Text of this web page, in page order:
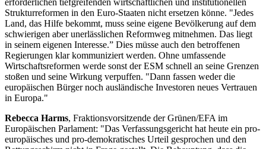
erforderlichen tiefgreifenden wirtschaftlichen und institutionellen
Strukturreformen in den Euro-Staaten nicht ersetzen könne. "Jedes
Land, das Hilfe bekommt, muss seine eigene Bevölkerung auf dem
schwierigen aber unerlässlichen Reformweg mitnehmen. Das liegt
in seinem eigenen Interesse.” Dies müsse auch den betroffenen
Regierungen klar kommuniziert werden. Ohne umfassende
Wirtschaftsreformen werde sonst der ESM schnell an seine Grenzen
stoßen und seine Wirkung verpuffen. "Dann fassen weder die
europäischen Bürger noch ausländische Investoren neues Vertrauen
in Europa."
Rebecca Harms, Fraktionsvorsitzende der Grünen/EFA im
Europäischen Parlament: "Das Verfassungsgericht hat heute ein pro-
europäisches und pro-demokratisches Urteil gesprochen und den